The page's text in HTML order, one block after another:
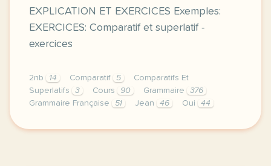
EXPLICATION ET EXERCICES Exemples:
EXERCICES: Comparatif et superlatif -
exercices
2nb 14 Comparatif 5
Comparatifs Et
Superlatifs
3 Cours 90 Grammaire
376
Grammaire Française
51 Jean 46 Oui 44
cette derniere semaine de cours avec la